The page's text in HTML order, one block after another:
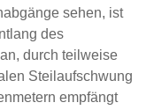
sehen, ist
des
durch teilweise
Steilaufschwung
empfängt